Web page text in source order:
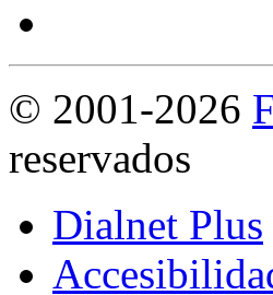
© 2001-2026
reservados
Dialnet Plus